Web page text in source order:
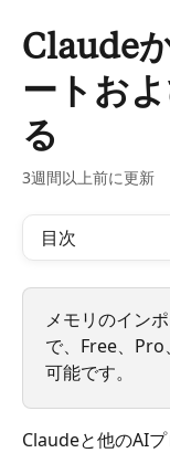
Claude
ートお
る
3週間以上前に更新
目次
メモリのイン
で、Free、
可能です。
Claudeと他のAI